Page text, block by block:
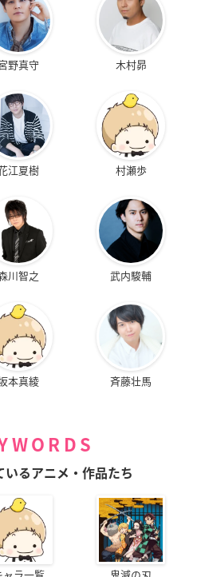
野真守 木村昴
江夏樹 村瀬歩
川智之 武内駿輔
本真綾 斉藤壮馬
いるアニメ・作品たち
ャラ一覧 鬼滅の刃